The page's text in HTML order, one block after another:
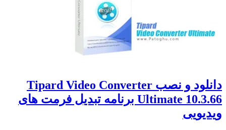
دانلود و نصب Tipard Video Converter
Ultimate 10.3.66 برنامه تبدیل فرمت های
ویدیویی